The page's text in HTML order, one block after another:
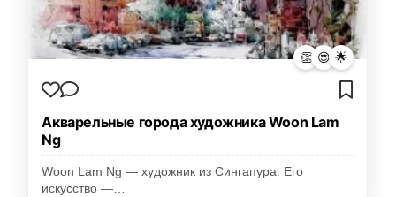
👏 😍 🌟
Акварельные города художника Woon Lam
Ng
Woon Lam Ng — художник из Сингапура. Его
искусство —…